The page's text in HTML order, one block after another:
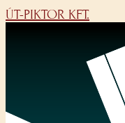
ÚT-PIKTOR KFT.